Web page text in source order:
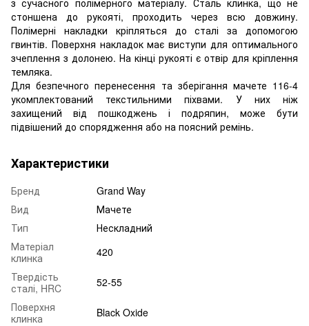
стоншена до рукояті, проходить через всю довжину.
Полімерні накладки кріпляться до сталі за допомогою
гвинтів. Поверхня накладок має виступи для оптимального
зчеплення з долонею. На кінці рукояті є отвір для кріплення
темляка.
Для безпечного перенесення та зберігання мачете 116-4
укомплектований текстильними піхвами. У них ніж
захищений від пошкоджень і подряпин, може бути
підвішений до спорядження або на поясний ремінь.
Характеристики
Бренд
Grand Way
Вид
Мачете
Тип
Нескладний
Матеріал
клинка
420
Твердість
сталі, HRC
52-55
Поверхня
клинка
Black Oxide